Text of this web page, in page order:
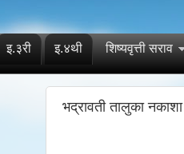
इ.३री इ.४थी शिष्यवृत्ती सराव
भद्रावती तालुका